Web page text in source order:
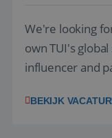
We're looking
own TUI's
influencer and
locally. The role
BEKIJK